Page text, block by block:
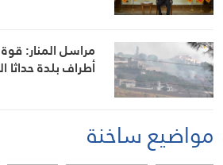
مراسل المنار:
أطراف بلدة حداثا
مواضيع ساخنة